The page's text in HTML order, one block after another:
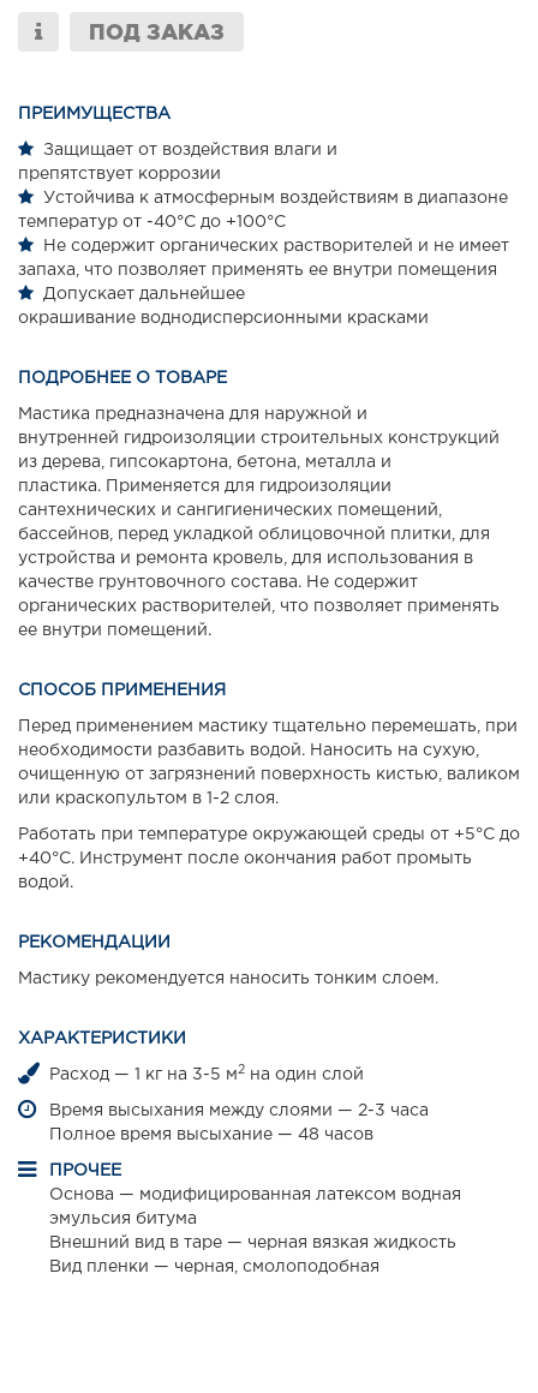
ПОД ЗАКАЗ
ПРЕИМУЩЕСТВА
Защищает от воздействия влаги и
препятствует коррозии
Устойчива к атмосферным воздействиям в диапазоне
температур от -40°С до +100°С
Не содержит органических растворителей и не имеет
запаха, что позволяет применять ее внутри помещения
Допускает дальнейшее
окрашивание воднодисперсионными красками
ПОДРОБНЕЕ О ТОВАРЕ
Мастика предназначена для наружной и
внутренней гидроизоляции строительных конструкций
из дерева, гипсокартона, бетона, металла и
пластика. Применяется для гидроизоляции
сантехнических и сангигиенических помещений,
бассейнов, перед укладкой облицовочной плитки, для
устройства и ремонта кровель, для использования в
качестве грунтовочного состава. Не содержит
органических растворителей, что позволяет применять
ее внутри помещений.
СПОСОБ ПРИМЕНЕНИЯ
Перед применением мастику тщательно перемешать, при
необходимости разбавить водой. Наносить на сухую,
очищенную от загрязнений поверхность кистью, валиком
или краскопультом в 1-2 слоя.
Работать при температуре окружающей среды от +5°С до
+40°С. Инструмент после окончания работ промыть
водой.
РЕКОМЕНДАЦИИ
Мастику рекомендуется наносить тонким слоем.
ХАРАКТЕРИСТИКИ
Расход — 1 кг на 3-5 м2 на один слой
Время высыхания между слоями — 2-3 часа
Полное время высыхание — 48 часов
ПРОЧЕЕ
Основа — модифицированная латексом водная
эмульсия битума
Внешний вид в таре — черная вязкая жидкость
Вид пленки — черная, смолоподобная